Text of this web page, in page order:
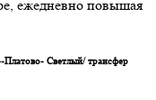
ежедневно повышая
Платово- Светлый/ трансфер